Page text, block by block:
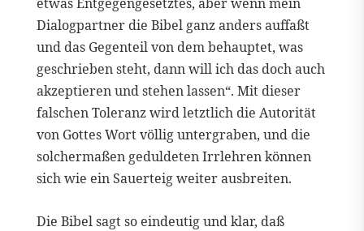
Dialogpartner die Bibel ganz anders auffaßt
und das Gegenteil von dem behauptet, was
geschrieben steht, dann will ich das doch auch
akzeptieren und stehen lassen“. Mit dieser
falschen Toleranz wird letztlich die Autorität
von Gottes Wort völlig untergraben, und die
solchermaßen geduldeten Irrlehren können
sich wie ein Sauerteig weiter ausbreiten.
Die Bibel sagt so eindeutig und klar, daß